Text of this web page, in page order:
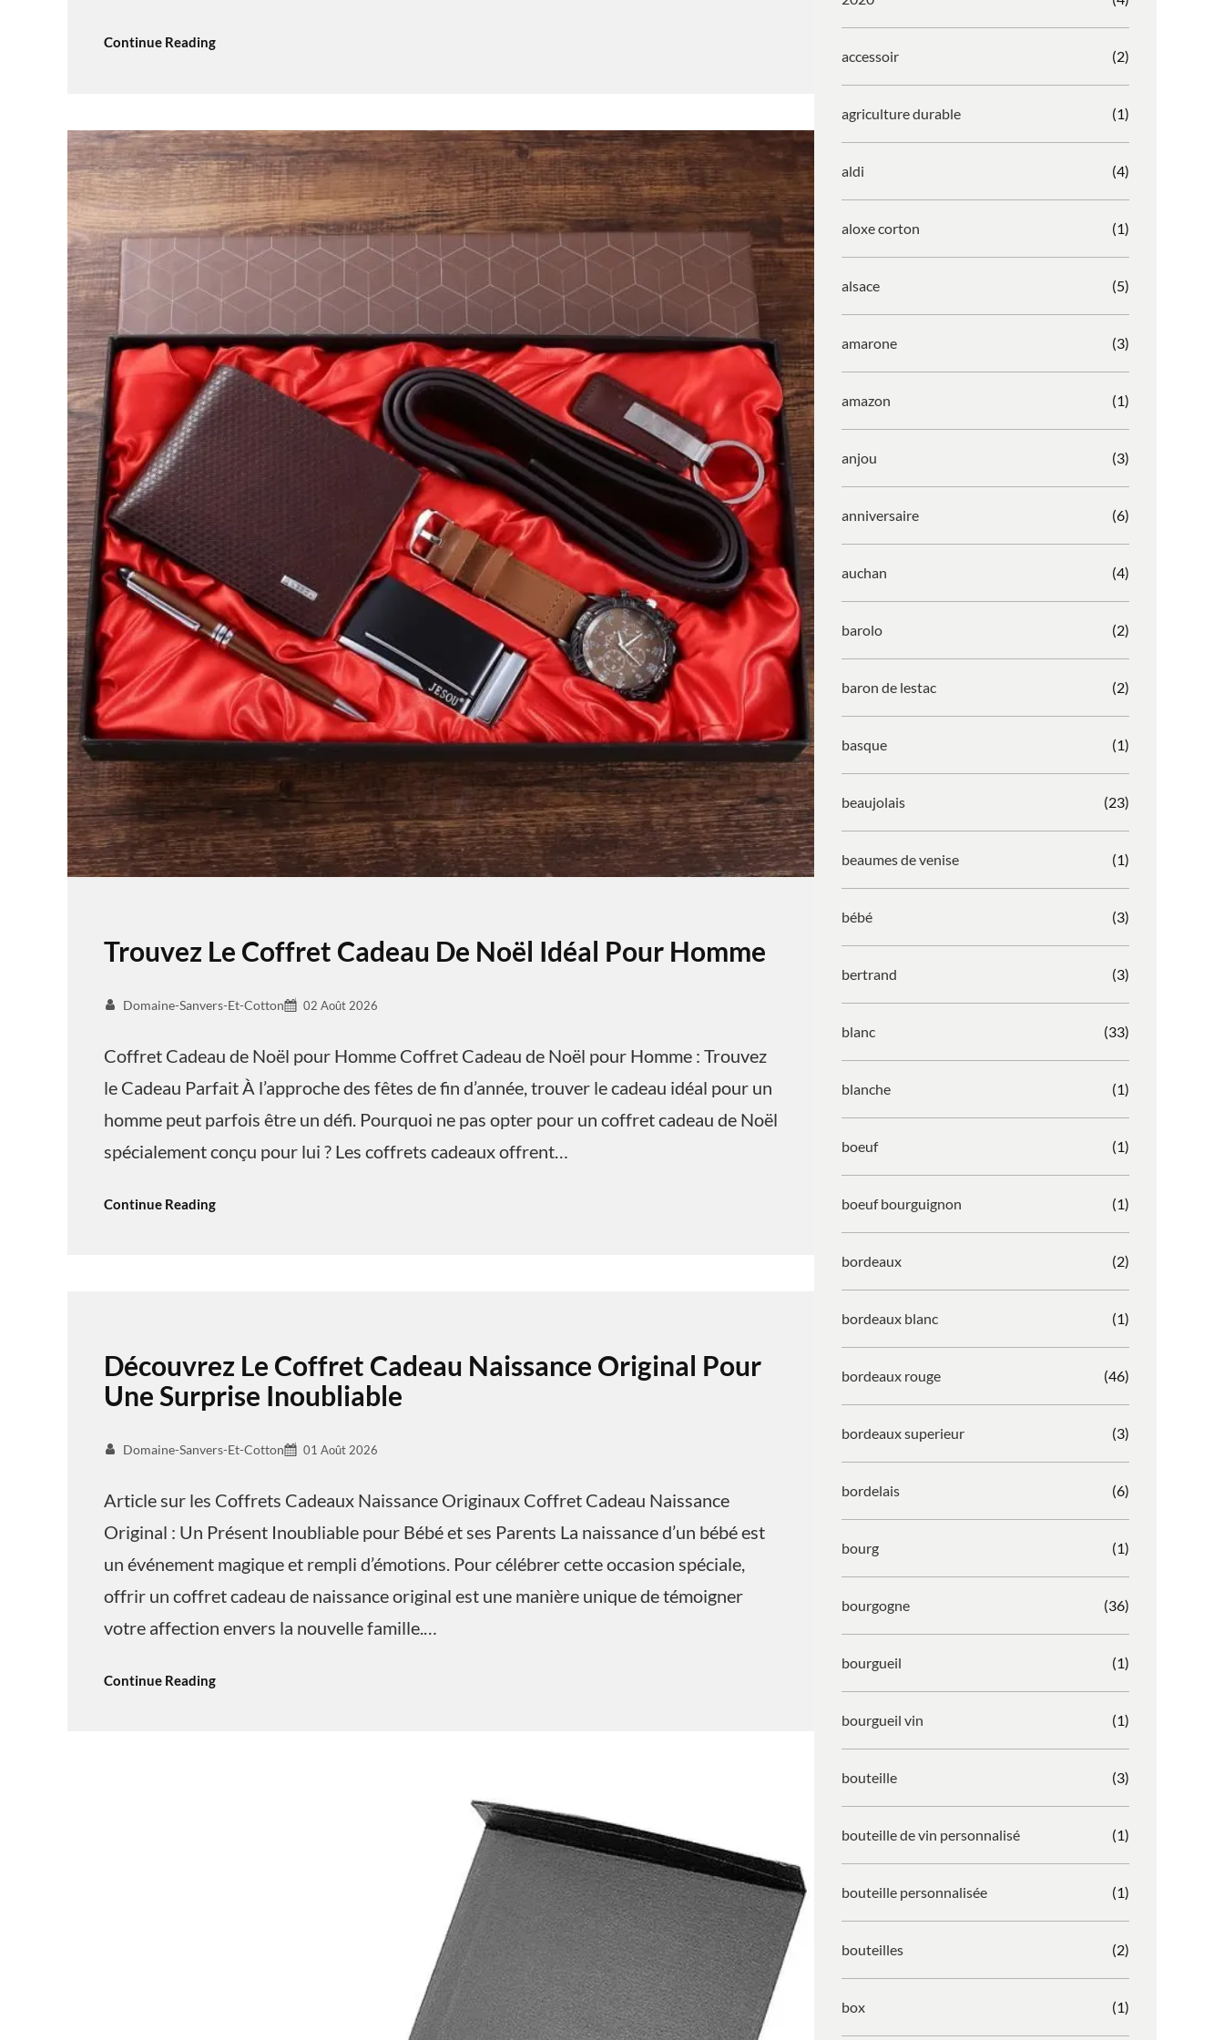
Continue Reading
Trouvez Le Coffret Cadeau De Noël Idéal Pour Homme
Domaine-Sanvers-Et-Cotton 02 Août 2026
Coffret Cadeau de Noël pour Homme Coffret Cadeau de Noël pour Homme : Trouvez
le Cadeau Parfait À l’approche des fêtes de fin d’année, trouver le cadeau idéal pour un
homme peut parfois être un défi. Pourquoi ne pas opter pour un coffret cadeau de Noël
spécialement conçu pour lui ? Les coffrets cadeaux offrent…
Continue Reading
Découvrez Le Coffret Cadeau Naissance Original Pour
Une Surprise Inoubliable
Domaine-Sanvers-Et-Cotton 01 Août 2026
Article sur les Coffrets Cadeaux Naissance Originaux Coffret Cadeau Naissance
Original : Un Présent Inoubliable pour Bébé et ses Parents La naissance d’un bébé est
un événement magique et rempli d’émotions. Pour célébrer cette occasion spéciale,
offrir un coffret cadeau de naissance original est une manière unique de témoigner
votre affection envers la nouvelle famille.…
Continue Reading
accessoir (2)
agriculture durable (1)
aldi (4)
aloxe corton (1)
alsace (5)
amarone (3)
amazon (1)
anjou (3)
anniversaire (6)
auchan (4)
barolo (2)
baron de lestac (2)
basque (1)
beaujolais (23)
beaumes de venise (1)
bébé (3)
bertrand (3)
blanc (33)
blanche (1)
boeuf (1)
boeuf bourguignon (1)
bordeaux (2)
bordeaux blanc (1)
bordeaux rouge (46)
bordeaux superieur (3)
bordelais (6)
bourg (1)
bourgogne (36)
bourgueil (1)
bourgueil vin (1)
bouteille (3)
bouteille de vin personnalisé (1)
bouteille personnalisée (1)
bouteilles (2)
box (1)